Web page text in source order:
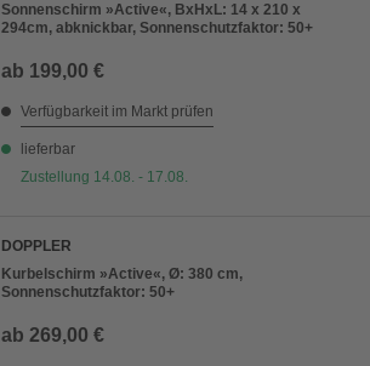
Sonnenschirm »Active«, BxHxL: 14 x 210 x
294cm, abknickbar, Sonnenschutzfaktor: 50+
ab 199,00 €
Verfügbarkeit im Markt prüfen
lieferbar
Zustellung 14.08. - 17.08.
DOPPLER
Kurbelschirm »Active«, Ø: 380 cm,
Sonnenschutzfaktor: 50+
ab 269,00 €